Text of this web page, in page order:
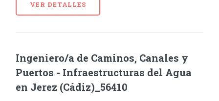
VER DETALLES
Ingeniero/a de Caminos, Canales y
Puertos - Infraestructuras del Agua
en Jerez (Cádiz)_56410